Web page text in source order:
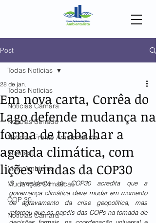
Post
Todas Notícias
Notícias Câmara
Notícias Senado
Notícias Frente Ambientalista
Podcast
Meio Ambiente
Mudanças Climáticas
COP 30
Notícias Câmara
Todas Notícias
Em nova carta, Corrêa do
Lago defende mudança na
forma de trabalhar a
agenda climática, com
lições vindas da COP30
28 de jan.
O presidente da COP30 acredita que a
governança climática deve mudar em momento
de agravamento da crise geopolítica, mas
reforçou que os papéis das COPs na tomada de